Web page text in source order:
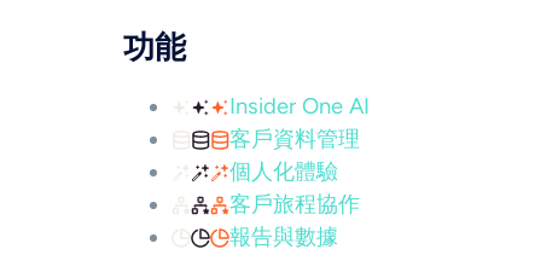
功能
Insider One AI
客戶資料管理
個人化體驗
客戶旅程協作
報告與數據